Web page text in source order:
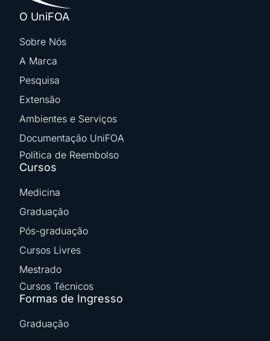
O UniFOA
Sobre Nós
A Marca
Pesquisa
Extensão
Ambientes e Serviços
Documentação UniFOA
Política de Reembolso
Cursos
Medicina
Graduação
Pós-graduação
Cursos Livres
Mestrado
Cursos Técnicos
Formas de Ingresso
Graduação